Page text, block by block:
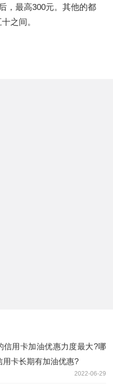
，最高300元。其他的都
之间。
信用卡加油优惠力度最大?哪
用卡长期有加油优惠?
2022-06-29